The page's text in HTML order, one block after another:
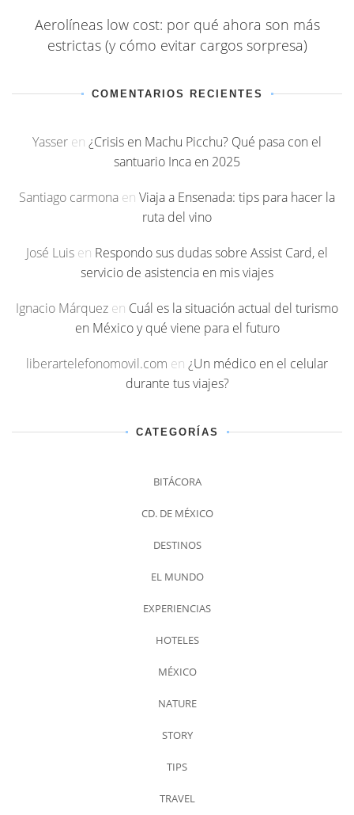
Aerolíneas low cost: por qué ahora son más
estrictas (y cómo evitar cargos sorpresa)
COMENTARIOS RECIENTES
Yasser en ¿Crisis en Machu Picchu? Qué pasa con el
santuario Inca en 2025
Santiago carmona en Viaja a Ensenada: tips para hacer la
ruta del vino
José Luis en Respondo sus dudas sobre Assist Card, el
servicio de asistencia en mis viajes
Ignacio Márquez en Cuál es la situación actual del turismo
en México y qué viene para el futuro
liberartelefonomovil.com en ¿Un médico en el celular
durante tus viajes?
CATEGORÍAS
BITÁCORA
CD. DE MÉXICO
DESTINOS
EL MUNDO
EXPERIENCIAS
HOTELES
MÉXICO
NATURE
STORY
TIPS
TRAVEL